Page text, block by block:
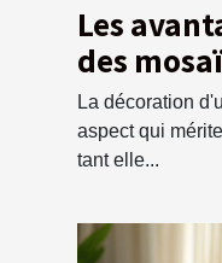
Les
des
pour la
La décoration
aspect qui
tant elle...